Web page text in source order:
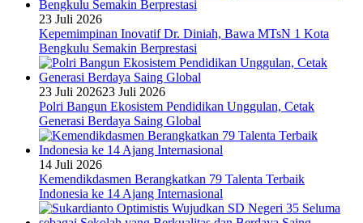
23 Juli 2026
Kepemimpinan Inovatif Dr. Diniah, Bawa MTsN 1 Kota
Bengkulu Semakin Berprestasi
23 Juli 202623 Juli 2026
Polri Bangun Ekosistem Pendidikan Unggulan, Cetak
Generasi Berdaya Saing Global
14 Juli 2026
Kemendikdasmen Berangkatkan 79 Talenta Terbaik
Indonesia ke 14 Ajang Internasional